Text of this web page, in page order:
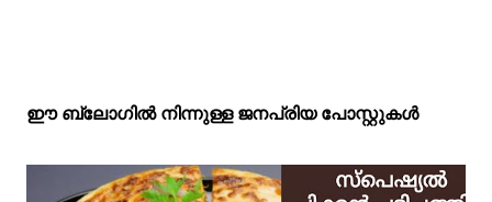
ഈ ബ്ലോഗിൽ നിന്നുള്ള ജനപ്രിയ പോസ്റ്റുകള്‍‌